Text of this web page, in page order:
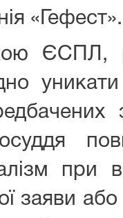
«Гефест».
ЄСПЛ,
при
заяви